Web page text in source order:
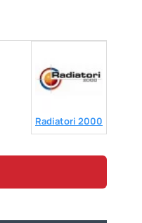
Radiatori 2000